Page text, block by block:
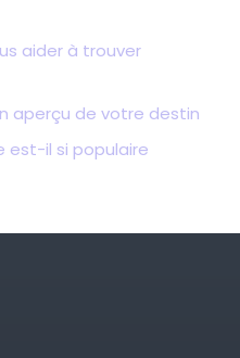
aider à trouver
aperçu de votre destin
est-il si populaire